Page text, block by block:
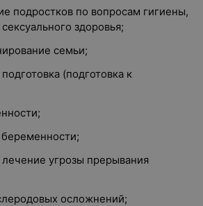
подростков по вопросам гигиены,
здоровья;
семьи;
(подготовка к
лечение угрозы прерывания
осложнений;